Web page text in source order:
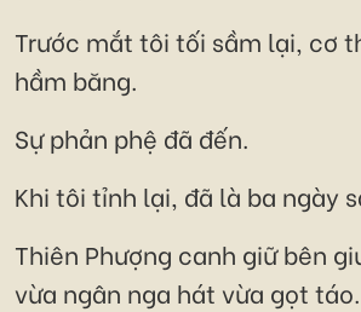
Trước mắt tôi tối sầm lại, cơ
hầm băng.
Sự phản phệ đã đến.
Khi tôi tỉnh lại, đã là ba ngày
Thiên Phượng canh giữ bên
vừa ngân nga hát vừa gọt táo.